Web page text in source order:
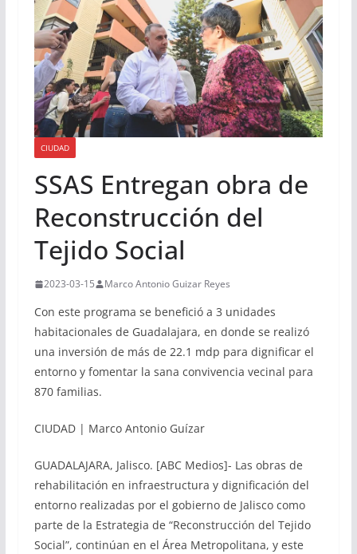
CIUDAD
SSAS Entregan obra de
Reconstrucción del
Tejido Social
2023-03-15 Marco Antonio Guizar Reyes
Con este programa se benefició a 3 unidades
habitacionales de Guadalajara, en donde se realizó
una inversión de más de 22.1 mdp para dignificar el
entorno y fomentar la sana convivencia vecinal para
870 familias.
CIUDAD | Marco Antonio Guízar
GUADALAJARA, Jalisco. [ABC Medios]- Las obras de
rehabilitación en infraestructura y dignificación del
entorno realizadas por el gobierno de Jalisco como
parte de la Estrategia de “Reconstrucción del Tejido
Social”, continúan en el Área Metropolitana, y este